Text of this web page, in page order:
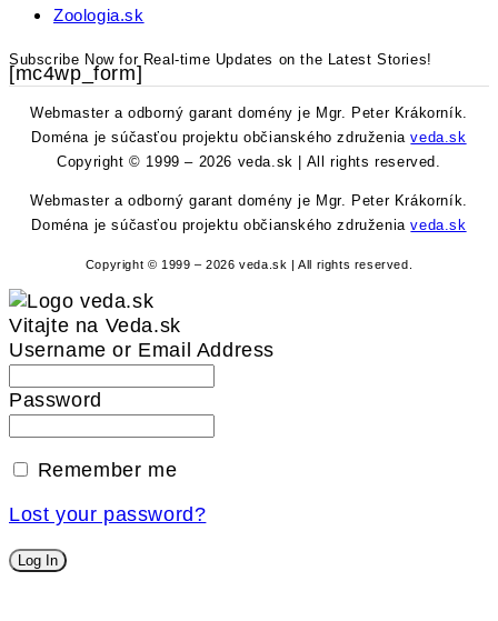
Zoologia.sk
Subscribe Now for Real-time Updates on the Latest Stories!
[mc4wp_form]
Webmaster a odborný garant domény je Mgr. Peter Krákorník.
Doména je súčasťou projektu občianského združeniaveda.sk
Copyright © 1999 – 2026 veda.sk | All rights reserved.
Webmaster a odborný garant domény je Mgr. Peter Krákorník.
Doména je súčasťou projektu občianského združeniaveda.sk
Copyright © 1999 – 2026 veda.sk | All rights reserved.
Vitajte na Veda.sk
Username or Email Address
Password
Remember me
Lost your password?